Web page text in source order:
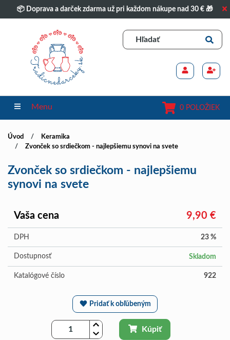
📦 Doprava a darček zdarma už pri každom nákupe nad 30 € 🎁
Menu 0 POLOŽIEK
Úvod
Keramika
Zvonček so srdiečkom - najlepšiemu synovi na svete
Zvonček so srdiečkom - najlepšiemu
synovi na svete
Vaša cena 9,90 €
DPH 23 %
Dostupnosť Skladom
Katalógové číslo 922
Pridať k obľúbeným
Kúpiť